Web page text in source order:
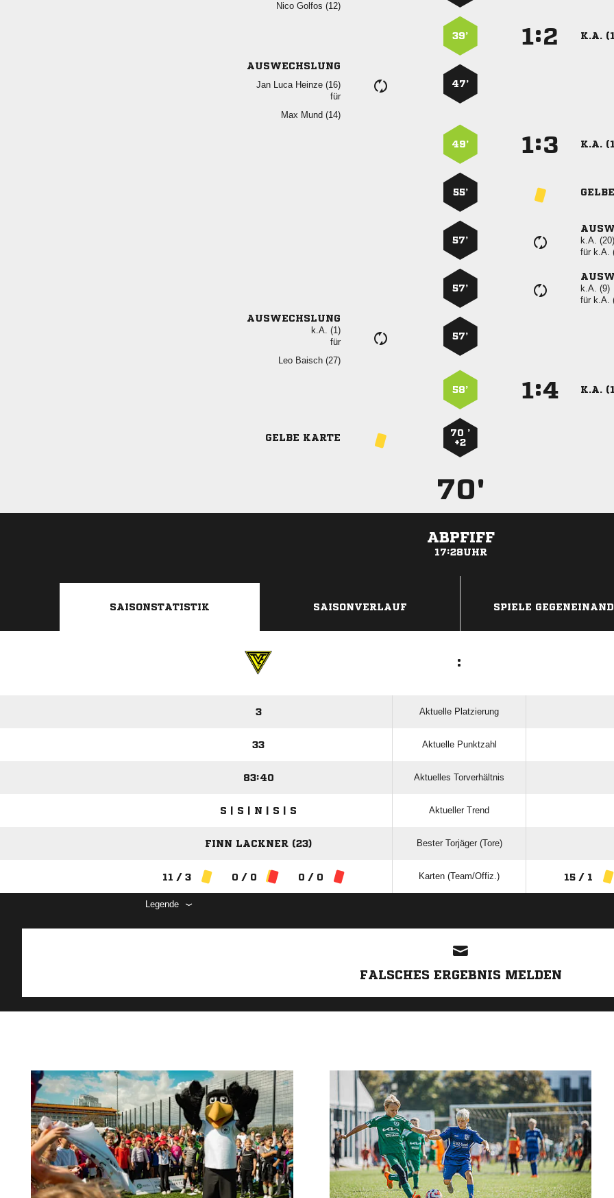
  
39’ : K.A.
AUSWECHSLUNG
   
für
  
47’
49’ : K.A.
55’
57’
k.A. (20)
für k.A.
57’
k.A. (9)
für k.A.
AUSWECHSLUNG
k.A. (1)
für
  
57’
58’ : K.A.
GELBE KARTE
70 ’
+2
70'
ABPFIFF
17:28UHR
SAISONSTATISTIK SAISONVERLAUF SPIELE
:
3 Aktuelle Platzierung
33 Aktuelle Punktzahl
83:40 Aktuelles Torverhältnis
S | S | N | S | S Aktueller Trend
FINN LACKNER (23) Bester Torjäger (Tore)
11 / 3 0 / 0 0 / 0 Karten (Team/Offiz.) 15 / 1
Legende
FALSCHES ERGEBNIS MELDEN